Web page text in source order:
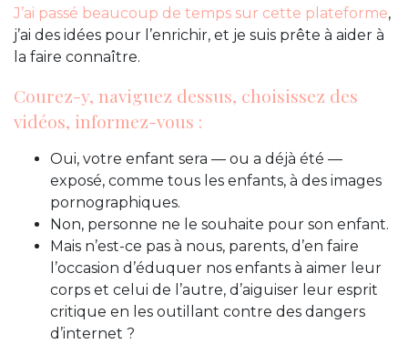
J’ai passé beaucoup de temps sur cette plateforme,
j’ai des idées pour l’enrichir, et je suis prête à aider à
la faire connaître.
Courez-y, naviguez dessus, choisissez des
vidéos, informez-vous :
Oui, votre enfant sera — ou a déjà été —
exposé, comme tous les enfants, à des images
pornographiques.
Non, personne ne le souhaite pour son enfant.
Mais n’est-ce pas à nous, parents, d’en faire
l’occasion d’éduquer nos enfants à aimer leur
corps et celui de l’autre, d’aiguiser leur esprit
critique en les outillant contre des dangers
d’internet ?